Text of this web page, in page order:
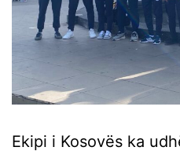
Ekipi i Kosovës ka